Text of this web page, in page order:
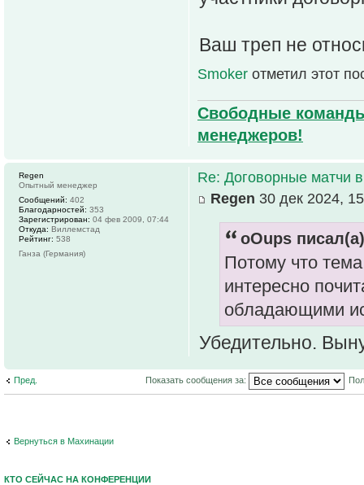
Ваш треп не
Smoker отметил этот
Свободные
менеджеров!
Re: Договорные матчи
Regen 30 дек 2024,
oOups
Потому что
интересно
обладающими
Убедительно.
Regen
Опытный менеджер
Сообщений: 402
Благодарностей: 353
Зарегистрирован: 04 фев 2009, 07:44
Откуда: Виллемстад
Рейтинг: 538
Ганза (Германия)
Пред. Показать сообщения за:
Вернуться в Махинации
КТО СЕЙЧАС НА КОНФЕРЕНЦИИ